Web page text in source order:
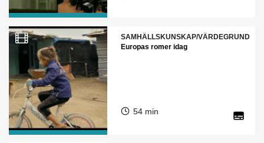
SAMHÄLLSKUNSKAP/VÄRDEGRUND
Europas romer idag
54 min